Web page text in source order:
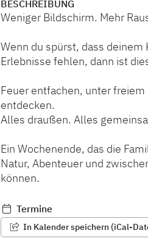
BESCHREIBUNG
Weniger Bildschirm. Mehr
Wenn du spürst, dass
Erlebnisse fehlen, dann ist
Feuer entfachen, unter
entdecken.
Alles draußen. Alles
Ein Wochenende, das die
Natur, Abenteuer und
können.
Termine
In Kalender speichern (iCal-